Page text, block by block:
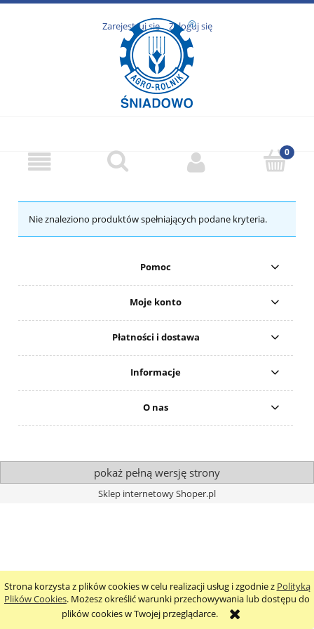
Strona korzysta z plików cookies w celu realizacji usług i zgodnie z Polityką
Plików Cookies. Możesz określić warunki przechowywania lub dostępu do
plików cookies w Twojej przeglądarce.
Zarejestruj się Zaloguj się
Nie znaleziono produktów spełniających podane kryteria.
Pomoc
Moje konto
Płatności i dostawa
Informacje
O nas
pokaż pełną wersję strony
Sklep internetowy Shoper.pl